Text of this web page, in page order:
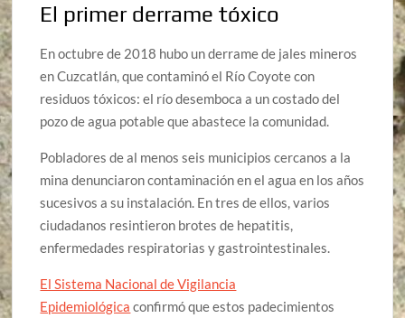
El primer derrame tóxico
En octubre de 2018 hubo un derrame de jales mineros
en Cuzcatlán, que contaminó el Río Coyote con
residuos tóxicos: el río desemboca a un costado del
pozo de agua potable que abastece la comunidad.
Pobladores de al menos seis municipios cercanos a la
mina denunciaron contaminación en el agua en los años
sucesivos a su instalación. En tres de ellos, varios
ciudadanos resintieron brotes de hepatitis,
enfermedades respiratorias y gastrointestinales.
El Sistema Nacional de Vigilancia
Epidemiológica confirmó que estos padecimientos